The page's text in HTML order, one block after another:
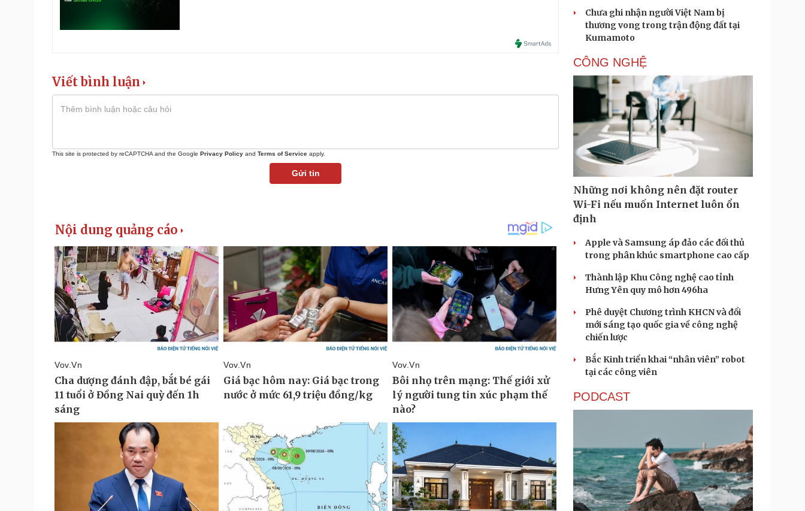
Viết bình luận
This site is protected by reCAPTCHA and the Google Privacy Policy and Terms of Service apply.
Gửi tin
Chưa ghi nhận người Việt Nam bị
thương vong trong trận động đất tại
Kumamoto
CÔNG NGHỆ
Những nơi không nên đặt router
Wi-Fi nếu muốn Internet luôn ổn
định
Apple và Samsung áp đảo các đối thủ
trong phân khúc smartphone cao cấp
Thành lập Khu Công nghệ cao tỉnh
Hưng Yên quy mô hơn 496ha
Phê duyệt Chương trình KHCN và đổi
mới sáng tạo quốc gia về công nghệ
chiến lược
Bắc Kinh triển khai “nhân viên” robot
tại các công viên
PODCAST